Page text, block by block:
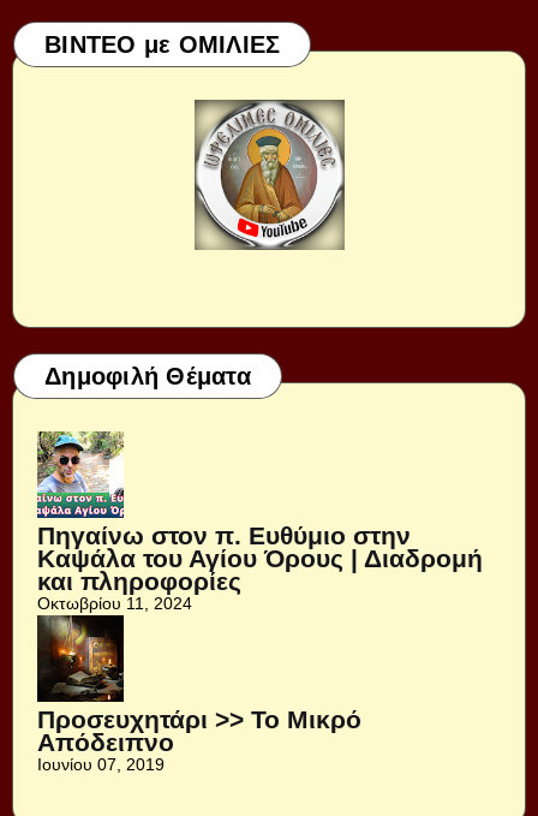
ΒΙΝΤΕΟ με ΟΜΙΛΙΕΣ
Δημοφιλή Θέματα
Πηγαίνω στον π. Ευθύμιο στην
Καψάλα του Αγίου Όρους | Διαδρομή
και πληροφορίες
Οκτωβρίου 11, 2024
Προσευχητάρι >> Το Μικρό
Απόδειπνο
Ιουνίου 07, 2019